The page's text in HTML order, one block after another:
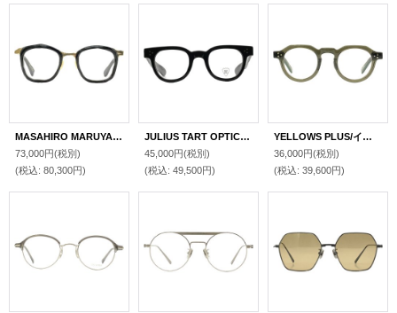
MASAHIRO MARUYAMA/マサヒロマルヤマ【MM-0106】1 Black/Shearing gold
73,000円(税別)
(税込: 80,300円)
JULIUS TART OPTICAL/ジュリアス タート オプティカル【FDR】 Black 46/24サイズ
45,000円(税別)
(税込: 49,500円)
YELLOWS PLUS/イエローズプラス【BECCA】 529 44サイズ
36,000円(税別)
(税込: 39,600円)